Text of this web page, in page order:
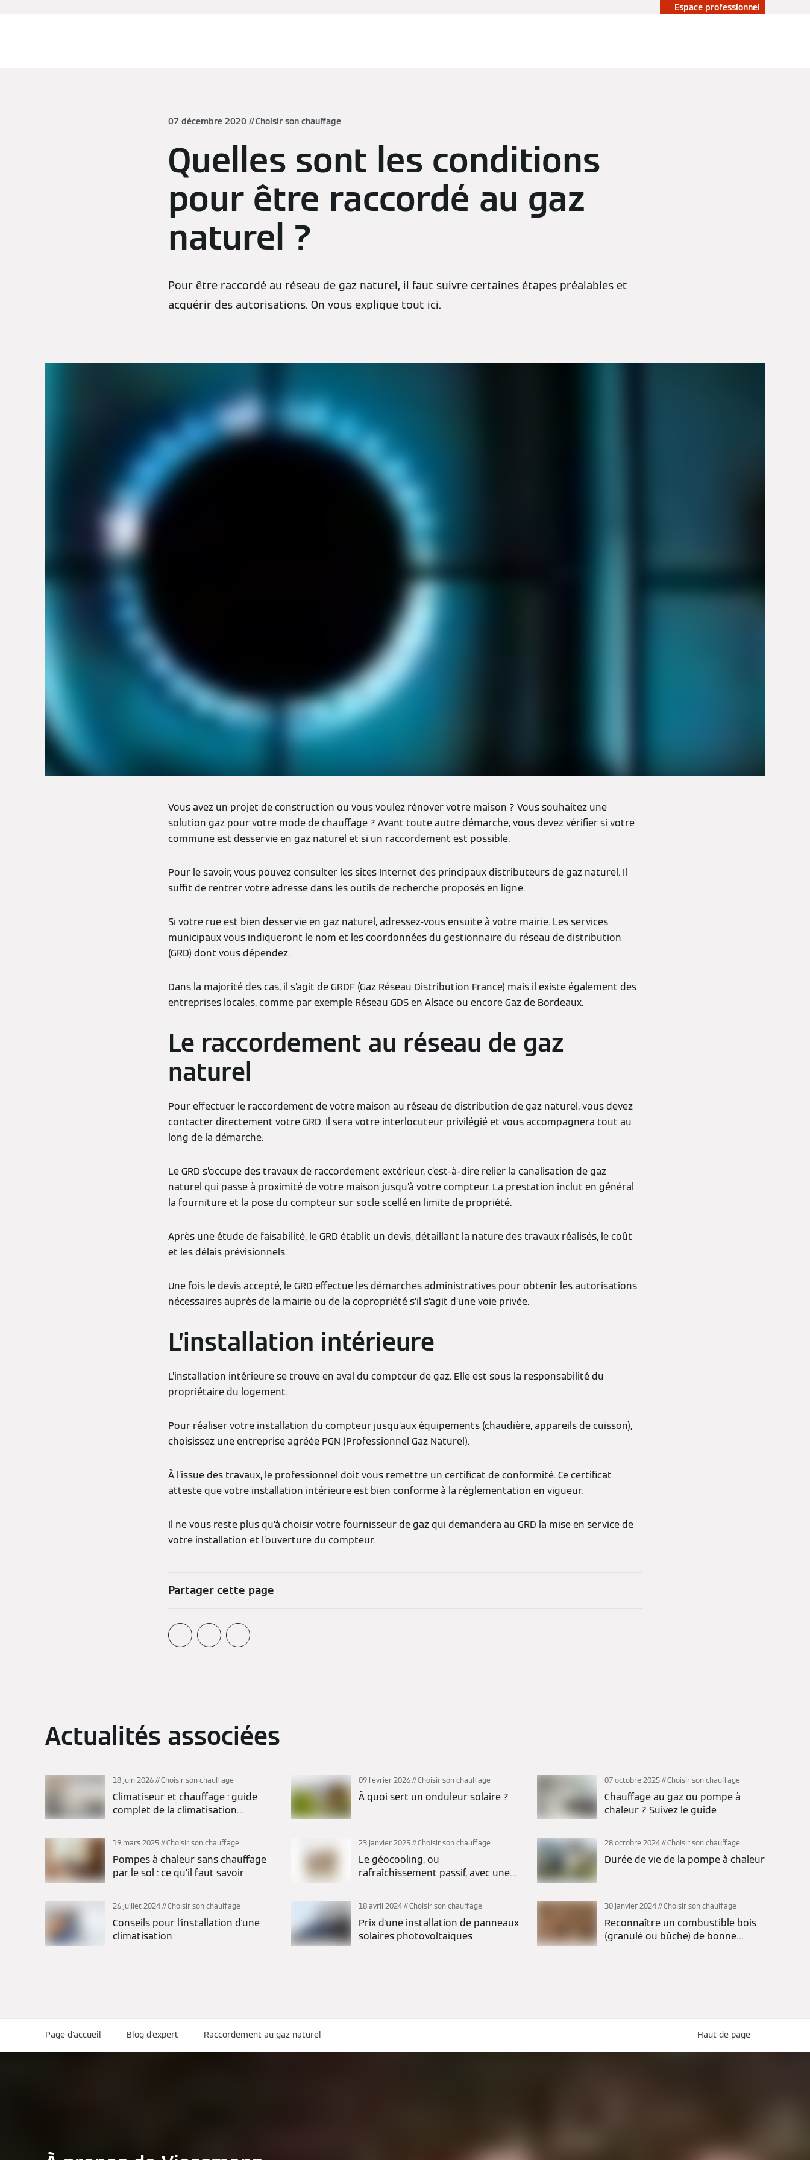
Espace professionnel
07 décembre 2020 Choisir son chauffage
Quelles sont les conditions
pour être raccordé au gaz
naturel ?
Pour être raccordé au réseau de gaz naturel, il faut suivre certaines étapes préalables et
acquérir des autorisations. On vous explique tout ici.
Vous avez un projet de construction ou vous voulez rénover votre maison ? Vous souhaitez une
solution gaz pour votre mode de chauffage ? Avant toute autre démarche, vous devez vérifier si votre
commune est desservie en gaz naturel et si un raccordement est possible.
Pour le savoir, vous pouvez consulter les sites Internet des principaux distributeurs de gaz naturel. Il
suffit de rentrer votre adresse dans les outils de recherche proposés en ligne.
Si votre rue est bien desservie en gaz naturel, adressez-vous ensuite à votre mairie. Les services
municipaux vous indiqueront le nom et les coordonnées du gestionnaire du réseau de distribution
(GRD) dont vous dépendez.
Dans la majorité des cas, il s’agit de GRDF (Gaz Réseau Distribution France) mais il existe également des
entreprises locales, comme par exemple Réseau GDS en Alsace ou encore Gaz de Bordeaux.
Le raccordement au réseau de gaz
naturel
Pour effectuer le raccordement de votre maison au réseau de distribution de gaz naturel, vous devez
contacter directement votre GRD. Il sera votre interlocuteur privilégié et vous accompagnera tout au
long de la démarche.
Le GRD s’occupe des travaux de raccordement extérieur, c’est-à-dire relier la canalisation de gaz
naturel qui passe à proximité de votre maison jusqu’à votre compteur. La prestation inclut en général
la fourniture et la pose du compteur sur socle scellé en limite de propriété.
Après une étude de faisabilité, le GRD établit un devis, détaillant la nature des travaux réalisés, le coût
et les délais prévisionnels.
Une fois le devis accepté, le GRD effectue les démarches administratives pour obtenir les autorisations
nécessaires auprès de la mairie ou de la copropriété s’il s’agit d’une voie privée.
L’installation intérieure
L’installation intérieure se trouve en aval du compteur de gaz. Elle est sous la responsabilité du
propriétaire du logement.
Pour réaliser votre installation du compteur jusqu’aux équipements (chaudière, appareils de cuisson),
choisissez une entreprise agréée PGN (Professionnel Gaz Naturel).
À l’issue des travaux, le professionnel doit vous remettre un certificat de conformité. Ce certificat
atteste que votre installation intérieure est bien conforme à la réglementation en vigueur.
Il ne vous reste plus qu’à choisir votre fournisseur de gaz qui demandera au GRD la mise en service de
votre installation et l’ouverture du compteur.
Partager cette page
Actualités associées
18 juin 2026 Choisir son chauffage
Climatiseur et chauffage : guide
complet de la climatisation
09 février 2026 Choisir son chauffage
À quoi sert un onduleur solaire ?
07 octobre 2025 Choisir son chauffage
Chauffage au gaz ou pompe à
chaleur ? Suivez le guide
19 mars 2025 Choisir son chauffage
Pompes à chaleur sans chauffage
par le sol : ce qu’il faut savoir
23 janvier 2025 Choisir son chauffage
Le géocooling, ou
rafraîchissement passif, avec une
28 octobre 2024 Choisir son chauffage
Durée de vie de la pompe à chaleur
26 juillet 2024 Choisir son chauffage
Conseils pour l'installation d'une
climatisation
18 avril 2024 Choisir son chauffage
Prix d'une installation de panneaux
solaires photovoltaïques
30 janvier 2024 Choisir son chauffage
Reconnaître un combustible bois
(granulé ou bûche) de bonne
Haut de page
Page d'accueil Blog d'expert Raccordement au gaz naturel